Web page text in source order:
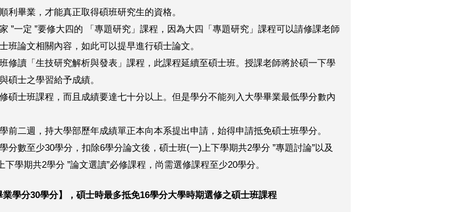
利畢業，才能真正取得碩班研究生的資格。
”一定 ”要修大四的 「專題研究」課程，因為大四「專題研究」課程可以請修課老師
班論文相關內容，如此可以提早進行碩士論文。
修讀「生技研究解析與發表」課程，此課程延續至碩士班。授課老師將於碩一下學
碩士之學習給予成績。
碩士班課程，而且成績要達七十分以上。但是學分不能列入大學畢業最低學分數內
前二週，持大學部歷年成績單正本向本系提出申請，始得申請抵免碩士班學分。
分數至少30學分，扣除6學分論文後，碩士班(一)上下學期共2學分 ”專題討論”以及
下學期共2學分 ”論文選讀”必修課程，尚需選修課程至少20學分。
業學分30學分】，碩士時最多抵免16學分大學時期選修之碩士班課程